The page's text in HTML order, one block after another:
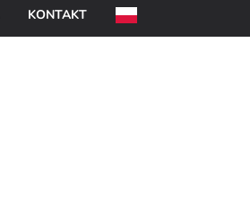
KONTAKT